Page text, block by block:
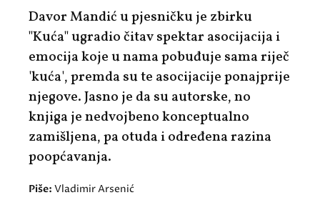
Davor Mandić u pjesničku je zbirku
"Kuća" ugradio čitav spektar asocijacija i
emocija koje u nama pobuđuje sama riječ
'kuća', premda su te asocijacije ponajprije
njegove. Jasno je da su autorske, no
knjiga je nedvojbeno konceptualno
zamišljena, pa otuda i određena razina
poopćavanja.
Piše: Vladimir Arsenić